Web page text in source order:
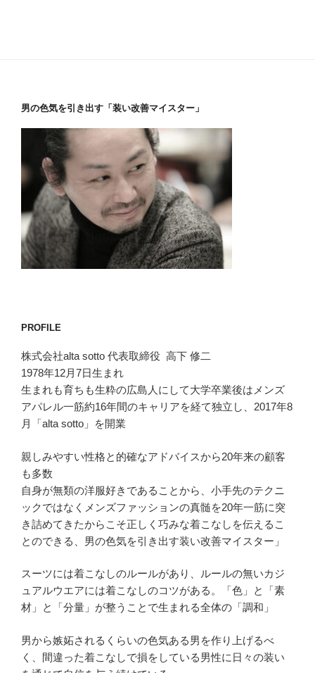
男の色気を引き出す「装い改善マイスター」
PROFILE
株式会社alta sotto 代表取締役 高下 修二
1978年12月7日生まれ
生まれも育ちも生粋の広島人にして大学卒業後はメンズ
アパレル一筋約16年間のキャリアを経て独立し、2017年8
月「alta sotto」を開業
親しみやすい性格と的確なアドバイスから20年来の顧客
も多数
自身が無類の洋服好きであることから、小手先のテクニ
ックではなくメンズファッションの真髄を20年一筋に突
き詰めてきたからこそ正しく巧みな着こなしを伝えるこ
とのできる、男の色気を引き出す装い改善マイスター」
スーツには着こなしのルールがあり、ルールの無いカジ
ュアルウエアには着こなしのコツがある。「色」と「素
材」と「分量」が整うことで生まれる全体の「調和」
男から嫉妬されるくらいの色気ある男を作り上げるべ
く、間違った着こなしで損をしている男性に日々の装い